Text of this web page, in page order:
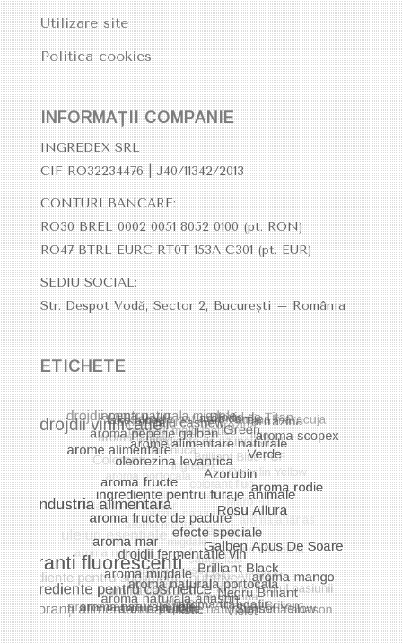
Utilizare site
Politica cookies
INFORMAȚII COMPANIE
INGREDEX SRL
CIF RO32234476 | J40/11342/2013
CONTURI BANCARE:
RO30 BREL 0002 0051 8052 0100 (pt. RON)
RO47 BTRL EURC RT0T 153A C301(pt. EUR)
SEDIU SOCIAL:
Str. Despot Vodă, Sector 2, București – România
ETICHETE